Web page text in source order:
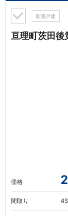
新築戸建
亘理町茨田後
価格
間取り